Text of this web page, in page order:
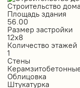
Строительство
Площадь здания
56.00
Размер застройки
12х8
Количество этажей
1
Стены
Облицовка
Штукатурка